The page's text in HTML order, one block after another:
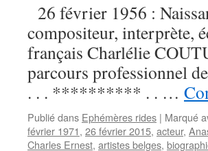
26 février 1956 :
compositeur, interprète,
français Charlélie
parcours professionnel
. . . ********** . . …
Publié dans Ephémères rides | Marqué
février 1971, 26 février 2015, acteur,
Charles Ernest, artistes belges,